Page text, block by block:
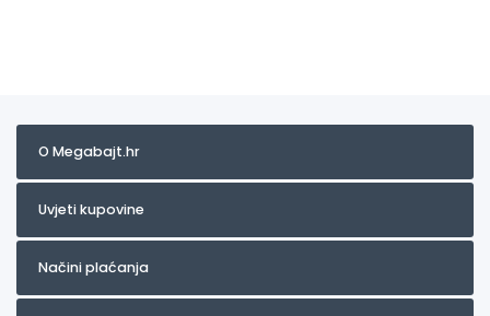
O Megabajt.hr
Uvjeti kupovine
Načini plaćanja